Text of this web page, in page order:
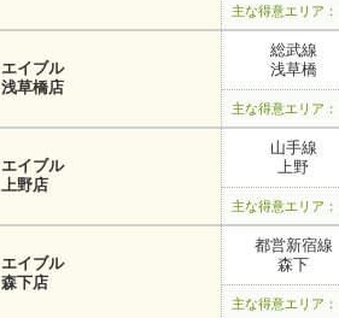
主な得意エリア
エイブル
浅草橋店
総武線
浅草橋
主な得意エリア
エイブル
上野店
山手線
上野
主な得意エリア
エイブル
森下店
都営新宿線
森下
主な得意エリア